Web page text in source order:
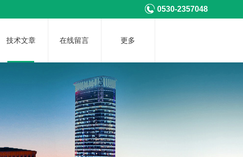
0530-2357048
技术文章 在线留言 更多